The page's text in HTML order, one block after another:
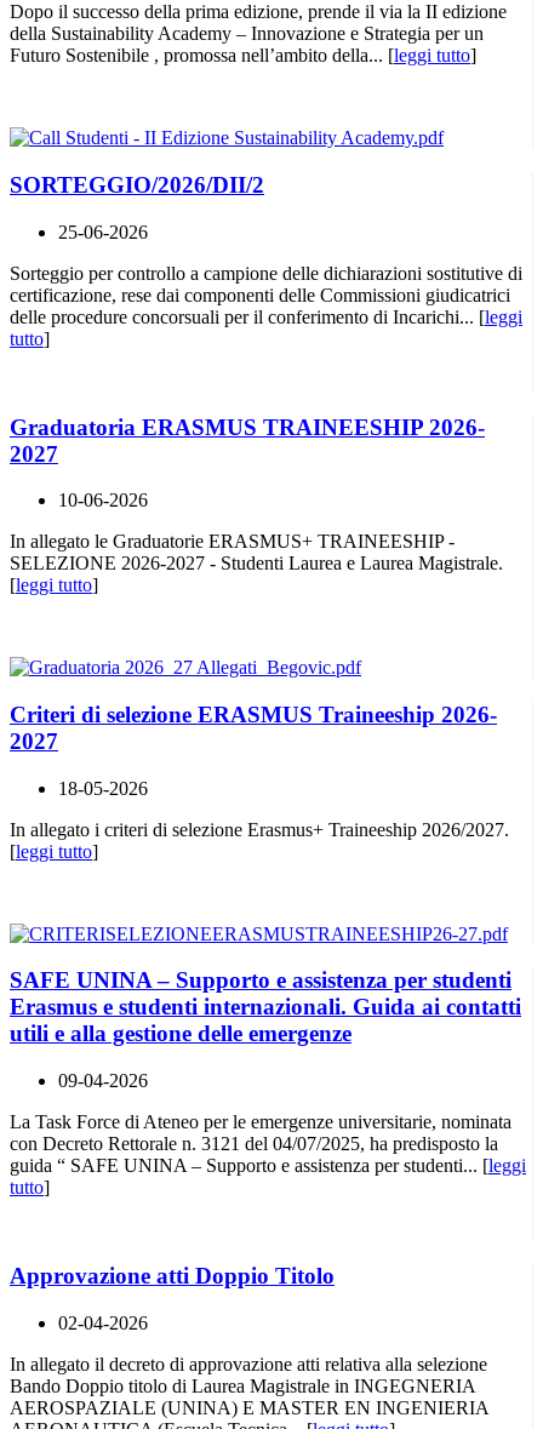
Dopo il successo della prima edizione, prende il via la II edizione
della Sustainability Academy – Innovazione e Strategia per un
Futuro Sostenibile , promossa nell’ambito della... [leggi tutto]
SORTEGGIO/2026/DII/2
25-06-2026
Sorteggio per controllo a campione delle dichiarazioni sostitutive di
certificazione, rese dai componenti delle Commissioni giudicatrici
delle procedure concorsuali per il conferimento di Incarichi... [leggi
tutto]
Graduatoria ERASMUS TRAINEESHIP 2026-
2027
10-06-2026
In allegato le Graduatorie ERASMUS+ TRAINEESHIP -
SELEZIONE 2026-2027 - Studenti Laurea e Laurea Magistrale.
[leggi tutto]
Criteri di selezione ERASMUS Traineeship 2026-
2027
18-05-2026
In allegato i criteri di selezione Erasmus+ Traineeship 2026/2027.
[leggi tutto]
SAFE UNINA – Supporto e assistenza per studenti
Erasmus e studenti internazionali. Guida ai contatti
utili e alla gestione delle emergenze
09-04-2026
La Task Force di Ateneo per le emergenze universitarie, nominata
con Decreto Rettorale n. 3121 del 04/07/2025, ha predisposto la
guida “ SAFE UNINA – Supporto e assistenza per studenti... [leggi
tutto]
Approvazione atti Doppio Titolo
02-04-2026
In allegato il decreto di approvazione atti relativa alla selezione
Bando Doppio titolo di Laurea Magistrale in INGEGNERIA
AEROSPAZIALE (UNINA) E MASTER EN INGENIERIA